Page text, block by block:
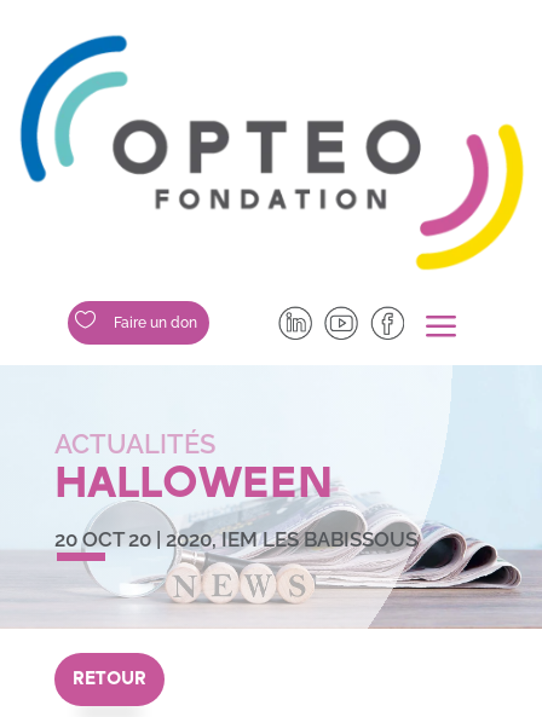
 Faire un don a
HALLOWEEN
20 OCT 20| 2020,IEM LES BABISSOUS
RETOUR